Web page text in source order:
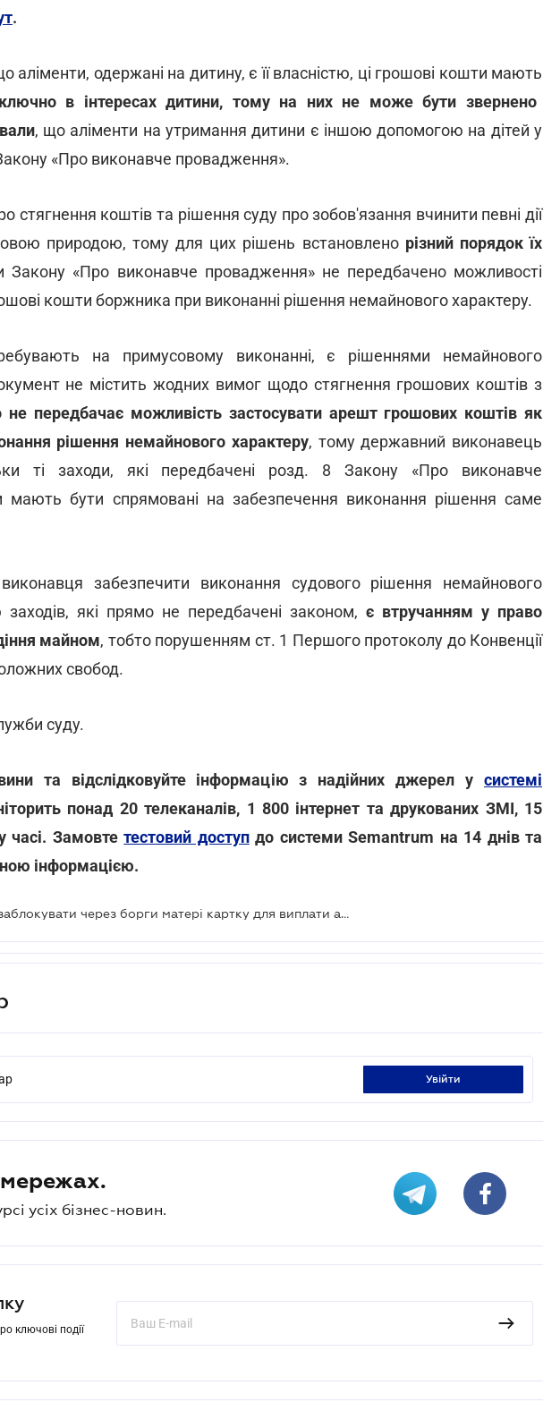
.
аліменти, одержані на дитину, є її власністю, ці грошові кошти мають
в інтересах дитини, тому на них не може бути звернено
, що аліменти на утримання дитини є іншою допомогою на дітей у
«Про виконавче провадження».
стягнення коштів та рішення суду про зобов'язання вчинити певні дії
природою, тому для цих рішень встановленорізний порядок їх
«Про виконавче провадження» не передбачено можливості
кошти боржника при виконанні рішення немайнового характеру.
на примусовому виконанні, є рішеннями немайнового
не містить жодних вимог щодо стягнення грошових коштів з
не передбачає можливість застосувати арешт грошових коштів як
рішення немайнового характеру, тому державний виконавець
ті заходи, які передбачені розд. 8 Закону «Про виконавче
мають бути спрямовані на забезпечення виконання рішення саме
забезпечити виконання судового рішення немайнового
які прямо не передбачені законом, є втручанням у право
майном, тобто порушенням ст. 1 Першого протоколу до Конвенції
свобод.
суду.
та відслідковуйте інформацію з надійних джерел у системі
понад 20 телеканалів, 1 800 інтернет та друкованих ЗМІ, 15
часі. Замовтетестовий доступдо системи Semantrum на 14 днів та
інформацією.
Чи можна заблокувати через борги матері картку для виплати аліментів на дитину
увійти
усіх бізнес-новин.
ключові події